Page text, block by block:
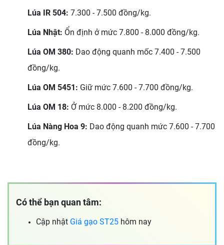
Lúa IR 504: 7.300 - 7.500 đồng/kg.
Lúa Nhật: Ổn định ở mức 7.800 - 8.000 đồng/kg.
Lúa OM 380: Dao động quanh mốc 7.400 - 7.500
đồng/kg.
Lúa OM 5451: Giữ mức 7.600 - 7.700 đồng/kg.
Lúa OM 18: Ở mức 8.000 - 8.200 đồng/kg.
Lúa Nàng Hoa 9: Dao động quanh mức 7.600 - 7.700
đồng/kg.
Có thể bạn quan tâm:
Cập nhật Giá gạo ST25 hôm nay